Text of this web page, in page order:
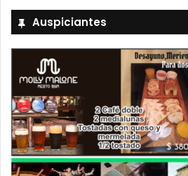
Auspiciantes